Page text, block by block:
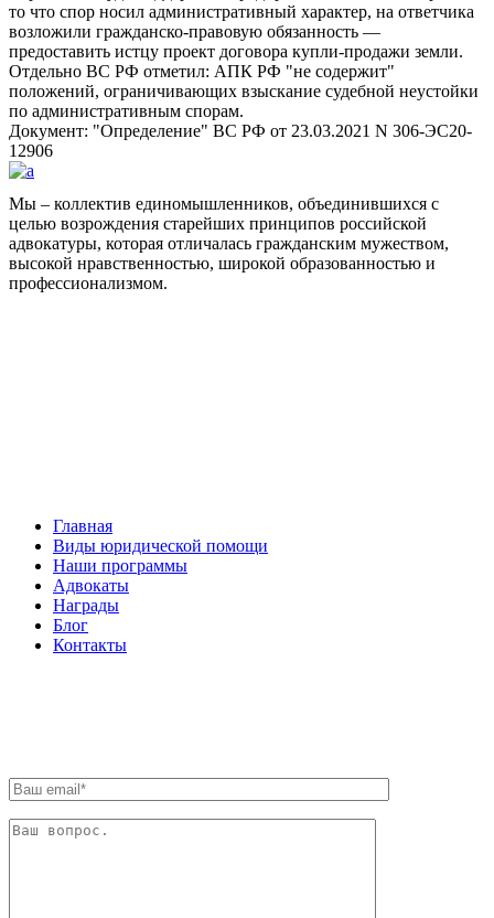
то что спор носил административный характер, на ответчика
возложили гражданско-правовую обязанность —
предоставить истцу проект договора купли-продажи земли.
Отдельно ВС РФ отметил: АПК РФ
не содержит
положений, ограничивающих взыскание судебной неустойки
по административным спорам.
Документ:
Определение
ВС РФ от 23.03.2021 N 306-ЭС20-
12906
Мы – коллектив единомышленников, объединившихся с
целью возрождения старейших принципов российской
адвокатуры, которая отличалась гражданским мужеством,
высокой нравственностью, широкой образованностью и
профессионализмом.
Главная
Виды юридической помощи
Наши программы
Адвокаты
Награды
Блог
Контакты